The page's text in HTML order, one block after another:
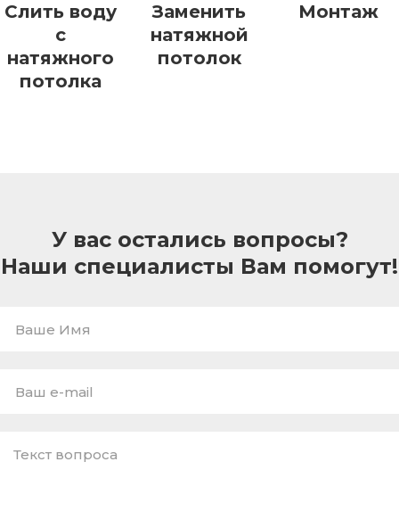
Слить воду
с
натяжного
потолка
Заменить
натяжной
потолок
Монтаж
У вас остались вопросы?
Наши специалисты Вам помогут!
Имя
mail